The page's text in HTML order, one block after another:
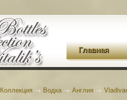
Главная
Коллекция → Водка→ Англия → Vladivar